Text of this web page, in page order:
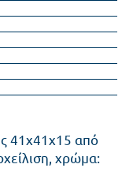
41x41x15 από
χρώμα: